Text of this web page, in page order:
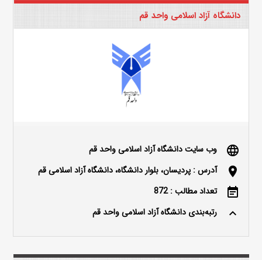
دانشگاه آزاد اسلامی واحد قم
language وب سایت دانشگاه آزاد اسلامی واحد قم
location_on آدرس : پردیسان، بلوار دانشگاه، دانشگاه آزاد اسلامی قم
event_note تعداد مطالب : 872
keyboard_arrow_up رتبه‌بندی دانشگاه آزاد اسلامی واحد قم